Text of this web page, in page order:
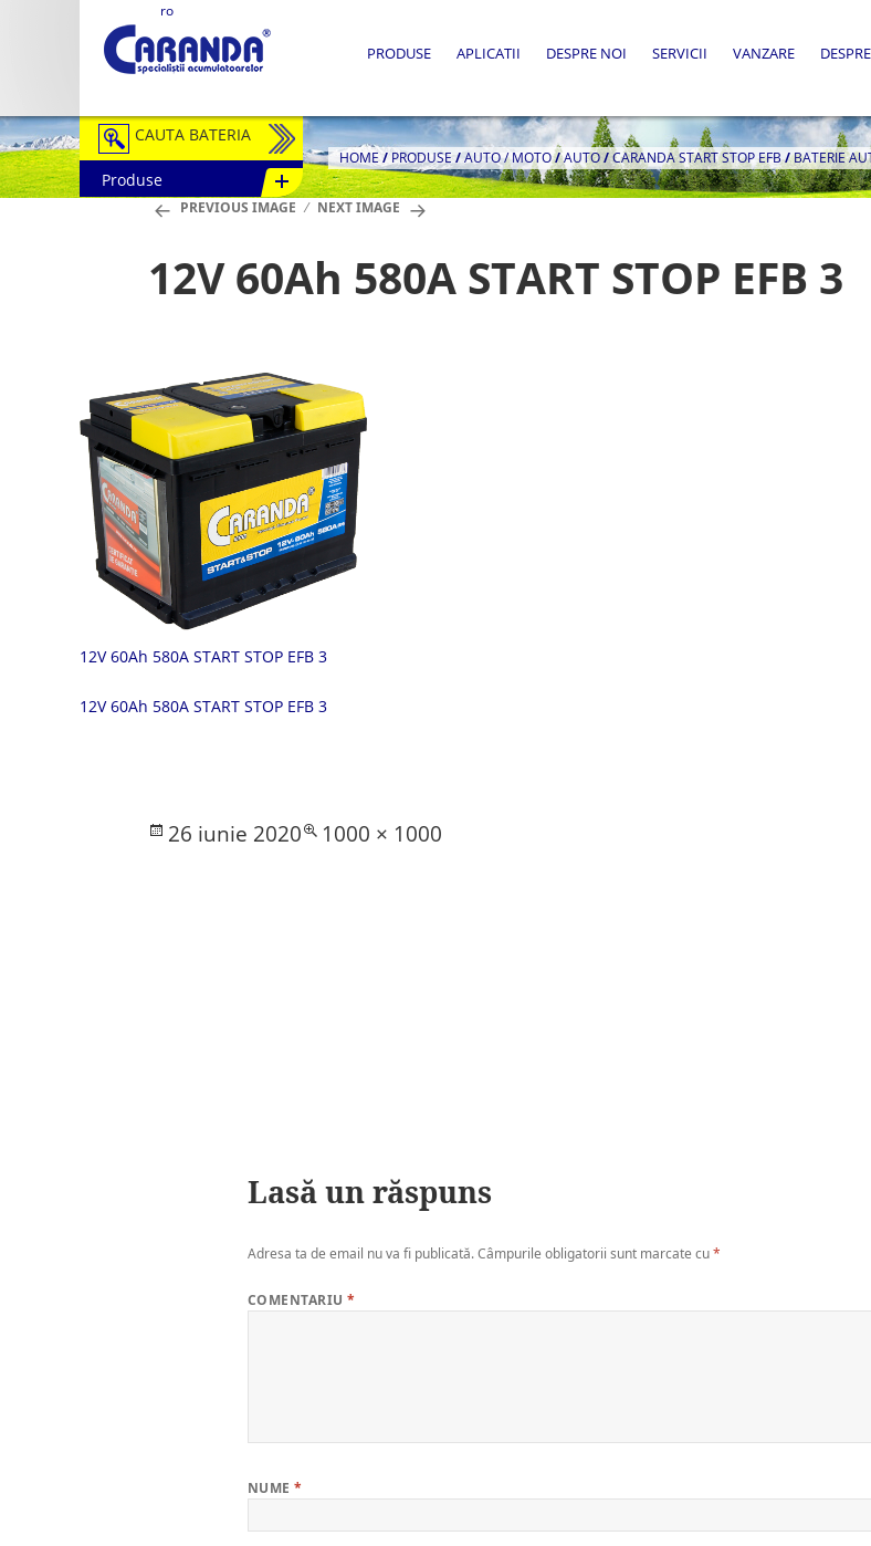
ro
PRODUSE APLICATII DESPRE NOI SERVICII VANZARE
CAUTA BATERIA
Auto / Moto
Semitractiune
Redresoare
Accesorii Baterii
Fotovoltaice
Produse
HOME/PRODUSE /AUTO / MOTO/AUTO/CARANDA START STOP EFB/BATERIE
PREVIOUS IMAGE NEXT IMAGE
12V 60Ah 580A START STOP EFB 3
12V 60Ah 580A START STOP EFB 3
12V 60Ah 580A START STOP EFB 3
Posted
26 iunie 2020
Full
1000 × 1000
Lasă un răspuns
Adresa ta de email nu va fi publicată.Câmpurile obligatorii sunt marcate cu*
COMENTARIU*
NUME*